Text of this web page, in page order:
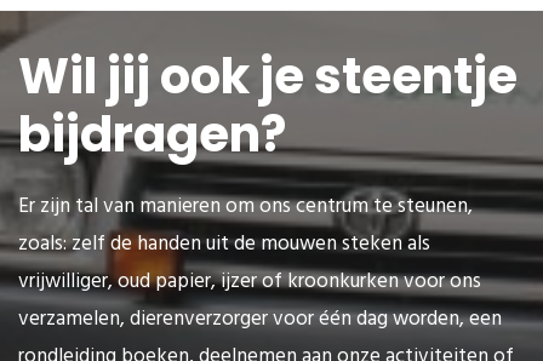
Wil jij ook je steentje
bijdragen?
Er zijn tal van manieren om ons centrum te steunen,
zoals: zelf de handen uit de mouwen steken als
vrijwilliger, oud papier, ijzer of kroonkurken voor ons
verzamelen, dierenverzorger voor één dag worden, een